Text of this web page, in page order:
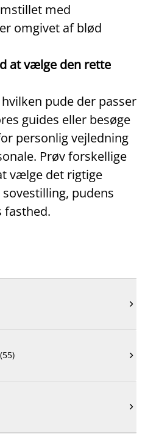
med
omgivet af blød
at vælge den rette
pude der passer
guides eller besøge
personlig vejledning
Prøv forskellige
vælge det rigtige
pudens
fasthed.

(55) 
